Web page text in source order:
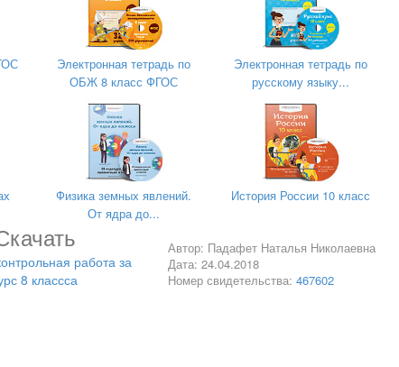
Электронная тетрадь по
ОБЖ 8 класс ФГОС
Электронная тетрадь по
русскому языку...
Физика земных явлений.
От ядра до...
История России 10 класс
работа за
8 классса
Автор: Падафет Наталья Николаевна
Дата: 24.04.2018
Номер свидетельства: 467602